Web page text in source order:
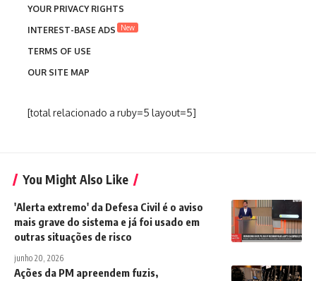
YOUR PRIVACY RIGHTS
INTEREST-BASE ADS
New
TERMS OF USE
OUR SITE MAP
[total relacionado a ruby=5 layout=5]
You Might Also Like
'Alerta extremo' da Defesa Civil é o aviso
mais grave do sistema e já foi usado em
outras situações de risco
junho 20, 2026
Ações da PM apreendem fuzis,